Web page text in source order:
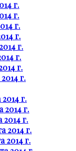
г.
г.
г.
г.
г.
г.
г.
г.
г.
2014 г.
2014 г.
2014 г.
2014 г.